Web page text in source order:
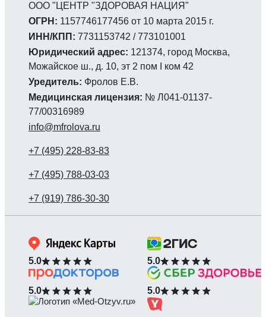
ООО "ЦЕНТР "ЗДОРОВАЯ НАЦИЯ"
ОГРН: 1157746177456 от 10 марта 2015 г.
ИНН/КПП: 7731153742 / 773101001
Юридический адрес: 121374, город Москва,
Можайское ш., д. 10, эт 2 пом I ком 42
Уредитель: Фролов Е.В.
Медицинская лицензия: № Л041-01137-
77/00316989
info@mfrolova.ru
5.0 5.0
5.0 5.0